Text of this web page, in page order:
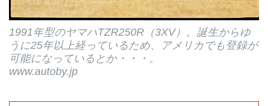
1991年型のヤマハTZR250R（3XV）。誕生からゆ
うに25年以上経っているため、アメリカでも登録が
可能になっているとか・・・。
www.autoby.jp